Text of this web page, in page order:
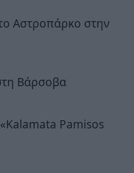
Αστροπάρκο στην
Βάρσοβα
Pamisos